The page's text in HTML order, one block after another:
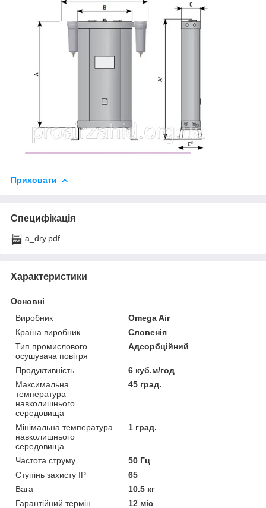
Приховати
Специфікація
a_dry.pdf
Характеристики
Основні
Виробник
Omega Air
Країна виробник
Словенія
Тип промислового
осушувача повітря
Адсорбційний
Продуктивність
6 куб.м/год
Максимальна
температура
навколишнього
середовища
45 град.
Мінімальна температура
навколишнього
середовища
1 град.
Частота струму
50 Гц
Ступінь захисту IP
65
Вага
10.5 кг
Гарантійний термін
12 міс